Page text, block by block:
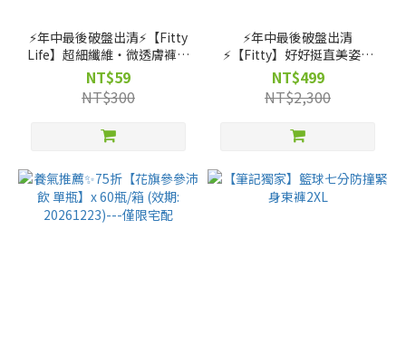
⚡️年中最後破盤出清⚡️【Fitty
Life】超細纖維・微透膚褲襪
－柔美膚（剩 XL~2XL 號）
NT$59
NT$300
⚡️年中最後破盤出清
⚡️【Fitty】好好挺直美姿衣
－五分袖款（剩 2XS, XS, S,
M, L, XL, 2XL 號）
NT$499
NT$2,300